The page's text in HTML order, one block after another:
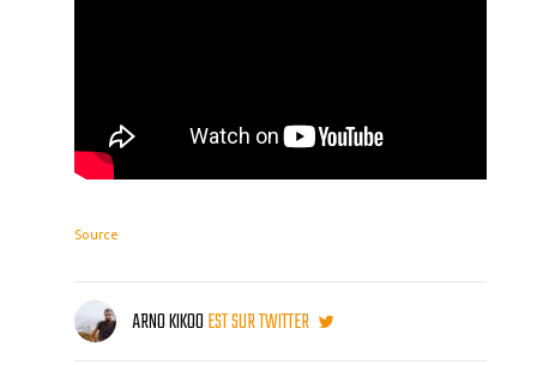
Source
ARNO KIKOOEST SUR TWITTER